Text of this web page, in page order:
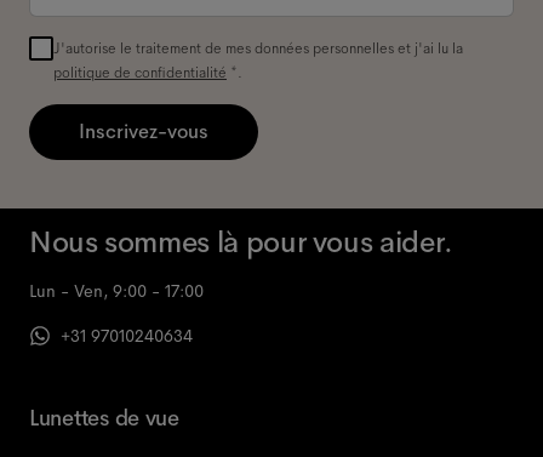
J'autorise le traitement de mes données personnelles et j'ai lu la
politique de confidentialité *.
Inscrivez-vous
Nous sommes là pour vous aider.
Lun - Ven, 9:00 - 17:00
+31 97010240634
Lunettes de vue